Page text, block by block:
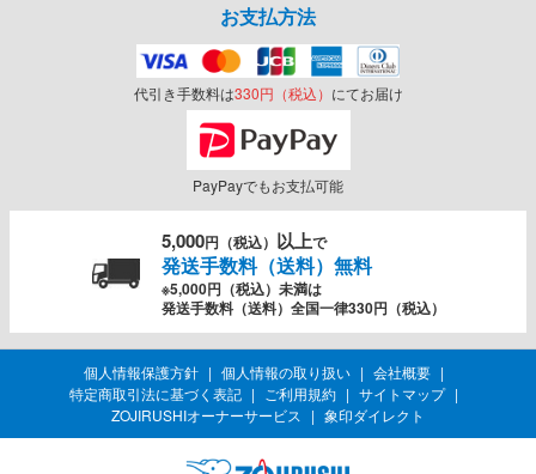
お支払方法
代引き手数料は330円（税込） にてお届け
PayPayでもお支払可能
5,000円（税込） 以上で
発送手数料（送料）無料
※5,000円（税込）未満は
発送手数料（送料）全国一律330円（税込）
個人情報保護方針 個人情報の取り扱い
会社概要
特定商取引法に基づく表記
ご利用規約
サイトマップ
ZOJIRUSHIオーナーサービス
象印ダイレクト